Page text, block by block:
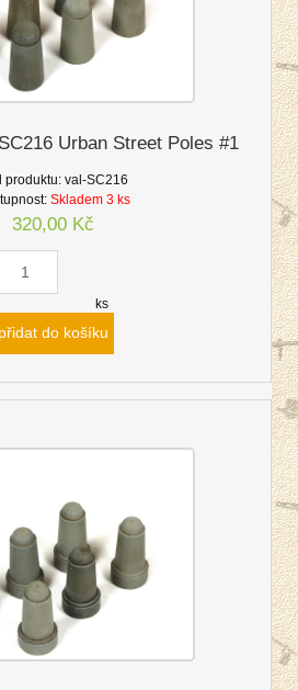
Urban Street Poles #1
produktu: val-SC216
Skladem 3 ks
320,00 Kč
ks
přidat do košíku